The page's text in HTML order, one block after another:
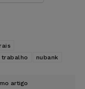
nubank
artigo